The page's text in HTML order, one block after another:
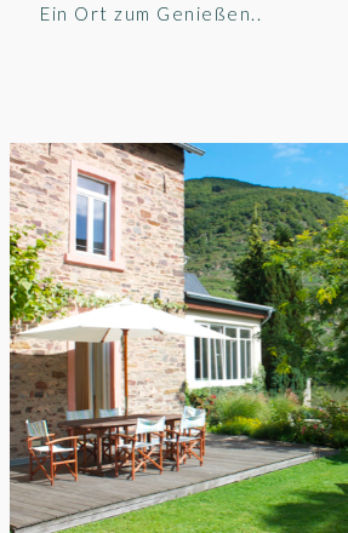
Ein Ort zum Genießen..